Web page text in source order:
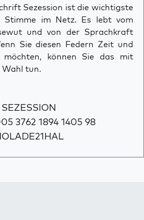
Sezession ist die wichtigste
Stimme im Netz. Es lebt vom
und von der Sprachkraft
Sie diesen Federn Zeit und
möchten, können Sie das mit
tun.
SEZESSION
3762 1894 1405 98